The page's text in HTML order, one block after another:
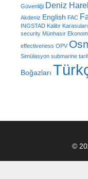
Güvenliği Deniz
Akdeniz English FAC
INGSTAD Kalibr Karasuları
security Münhasır
effectiveness OPV
Simülasyon submarine
Boğazları
©